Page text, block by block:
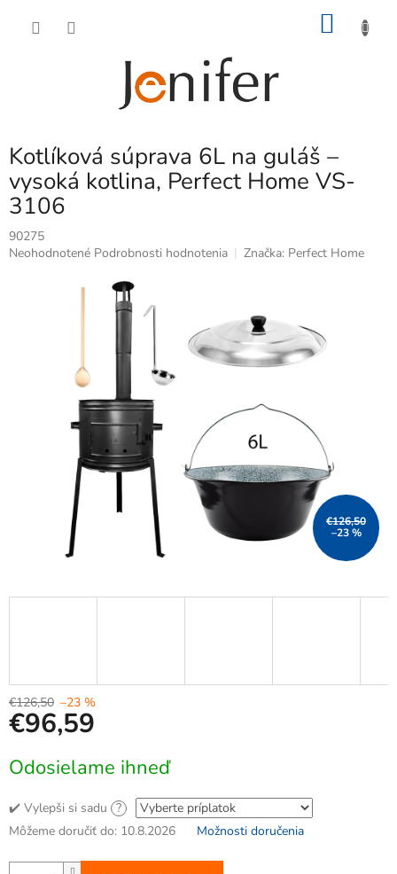
Kotlíková súprava 6L na guláš –
vysoká kotlina, Perfect Home VS-
3106
90275
Priemerné
Neohodnotené Podrobnosti hodnotenia Značka: Perfect Home
€126,50
–23 %
€126,50 –23 %
€96,59
cena:
Odosielame ihneď
✔️ Vylepši si sadu ?
Môžeme doručiť do: 10.8.2026 Možnosti doručenia